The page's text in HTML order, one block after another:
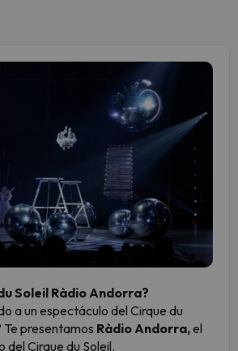
Soleil Ràdio Andorra?
a un espectáculo del Cirque du
Te presentamos Ràdio Andorra,el
Cirque du Soleil.